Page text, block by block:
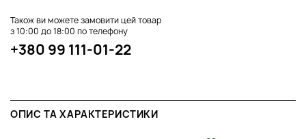
Також ви можете замовити цей товар
з 10:00 до 18:00 по телефону
+380 99 111-01-22
ОПИС ТА ХАРАКТЕРИСТИКИ